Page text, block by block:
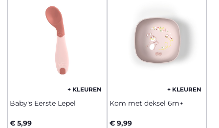
+ KLEUREN
Baby's Eerste Lepel
€ 5,99
+ KLEUREN
Kom met deksel 6m+
€ 9,99